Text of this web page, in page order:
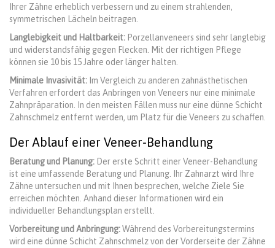
Ihrer Zähne erheblich verbessern und zu einem strahlenden,
symmetrischen Lächeln beitragen.
Langlebigkeit und Haltbarkeit: Porzellanveneers sind sehr langlebig
und widerstandsfähig gegen Flecken. Mit der richtigen Pflege
können sie 10 bis 15 Jahre oder länger halten.
Minimale Invasivität: Im Vergleich zu anderen zahnästhetischen
Verfahren erfordert das Anbringen von Veneers nur eine minimale
Zahnpräparation. In den meisten Fällen muss nur eine dünne Schicht
Zahnschmelz entfernt werden, um Platz für die Veneers zu schaffen.
Der Ablauf einer Veneer-Behandlung
Beratung und Planung: Der erste Schritt einer Veneer-Behandlung
ist eine umfassende Beratung und Planung. Ihr Zahnarzt wird Ihre
Zähne untersuchen und mit Ihnen besprechen, welche Ziele Sie
erreichen möchten. Anhand dieser Informationen wird ein
individueller Behandlungsplan erstellt.
Vorbereitung und Anbringung:Während des Vorbereitungstermins
wird eine dünne Schicht Zahnschmelz von der Vorderseite der Zähne